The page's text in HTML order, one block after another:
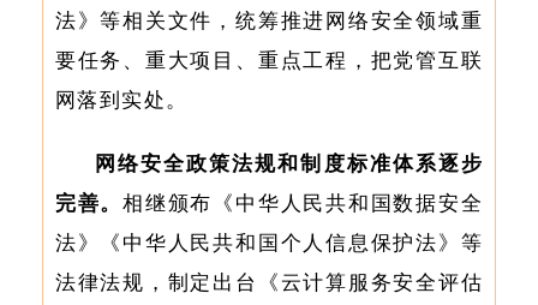
法》等相关文件，统筹推进网络安全领域重
要任务、重大项目、重点工程，把党管互联
网落到实处。
网络安全政策法规和制度标准体系逐步
完善。相继颁布《中华人民共和国数据安全
法》《中华人民共和国个人信息保护法》等
法律法规，制定出台《云计算服务安全评估